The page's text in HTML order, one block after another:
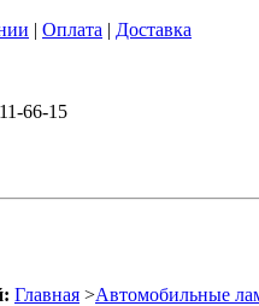
| Оплата | Доставка
66-15
Главная >Автомобильные